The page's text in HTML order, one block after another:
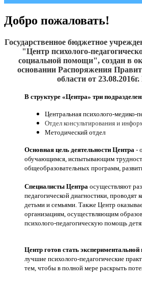
Добро пожаловать!
Государственное бюджетное
"Центр психолого-
социальной помощи", создан в
основании Распоряжения
области от
В структуре «Центра» три
Центральная психолого-медико-
Отдел консультирования и
Методический отдел
Основная цель деятельности Центра -
обучающимся, испытывающим
общеобразовательных программ,
Специалисты Центра осуществляют
педагогической диагностики, проводят
детьми и семьями. Также Центр
организациям, осуществляющим
психолого-педагогическую помощь
Центр готов стать
лучшие психолого-педагогические
тем, чтобы в полной мере раскрыть